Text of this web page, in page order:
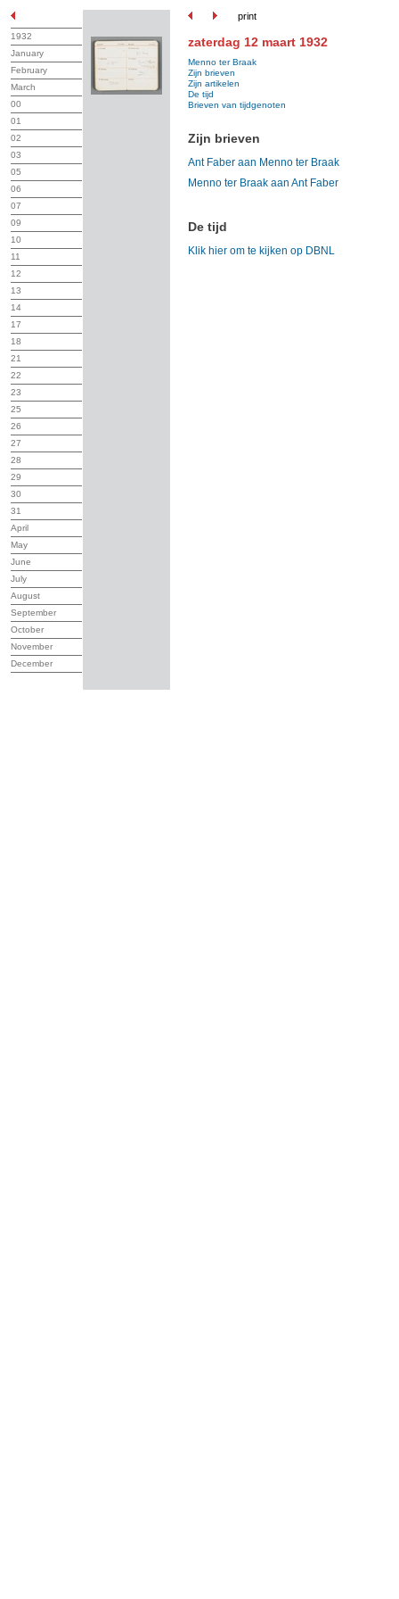
print
1932
January
February
March
00
01
02
03
05
06
07
09
10
11
12
13
14
17
18
21
22
23
25
26
27
28
29
30
31
April
May
June
July
August
September
October
November
December
zaterdag 12 maart 1932
Menno ter Braak
Zijn brieven
Zijn artikelen
De tijd
Brieven van tijdgenoten
Zijn brieven
Ant Faber aan Menno ter Braak
Menno ter Braak aan Ant Faber
De tijd
Klik hier om te kijken op DBNL